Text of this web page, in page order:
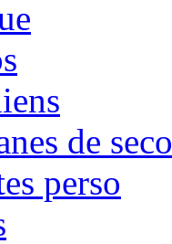
de
perso